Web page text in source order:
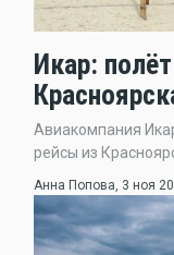
Икар:
Авиакомпания
рейсы из
Анна Попова, 3 ноя